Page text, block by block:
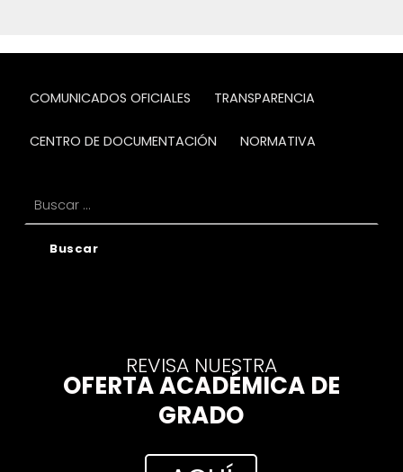
COMUNICADOS OFICIALES TRANSPARENCIA
CENTRO DE DOCUMENTACIÓN NORMATIVA
REVISA NUESTRA
OFERTA ACADÉMICA DE
GRADO